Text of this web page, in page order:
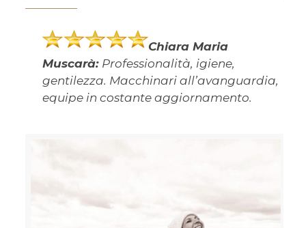
Chiara Maria
Muscarà: Professionalità, igiene,
gentilezza. Macchinari all’avanguardia,
equipe in costante aggiornamento.